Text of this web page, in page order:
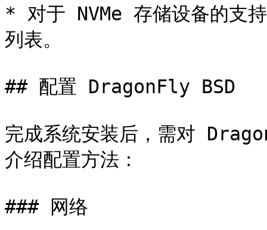
* 对于 NVMe 存储设备的支
列表。
## 配置 DragonFly BSD
完成系统安装后，需对
介绍配置方法：
### 网络